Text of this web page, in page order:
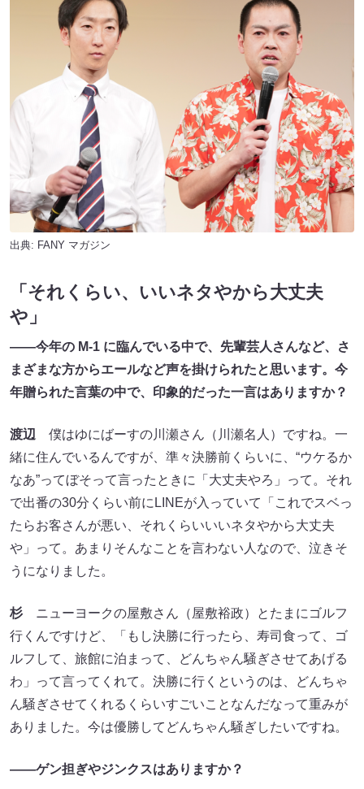
出典: FANY マガジン
「それくらい、いいネタやから大丈夫
や」
――今年の M-1 に臨んでいる中で、先輩芸人さんなど、さ
まざまな方からエールなど声を掛けられたと思います。今
年贈られた言葉の中で、印象的だった一言はありますか？
渡辺 僕はゆにばーすの川瀬さん（川瀬名人）ですね。一
緒に住んでいるんですが、準々決勝前くらいに、“ウケるか
なあ”ってぼそって言ったときに「大丈夫やろ」って。それ
で出番の30分くらい前にLINEが入っていて「これでスベっ
たらお客さんが悪い、それくらいいいネタやから大丈夫
や」って。あまりそんなことを言わない人なので、泣きそ
うになりました。
杉 ニューヨークの屋敷さん（屋敷裕政）とたまにゴルフ
行くんですけど、「もし決勝に行ったら、寿司食って、ゴ
ルフして、旅館に泊まって、どんちゃん騒ぎさせてあげる
わ」って言ってくれて。決勝に行くというのは、どんちゃ
ん騒ぎさせてくれるくらいすごいことなんだなって重みが
ありました。今は優勝してどんちゃん騒ぎしたいですね。
――ゲン担ぎやジンクスはありますか？